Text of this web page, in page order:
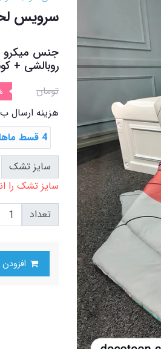
سرویس
روبالشی +
تومان
هزینه ارسال
4 قسط ماهانه 0 تومانی با اسنپ ‌پی
سایز تشک
سایز تشک را
تعداد